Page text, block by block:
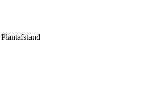
Plantafstand